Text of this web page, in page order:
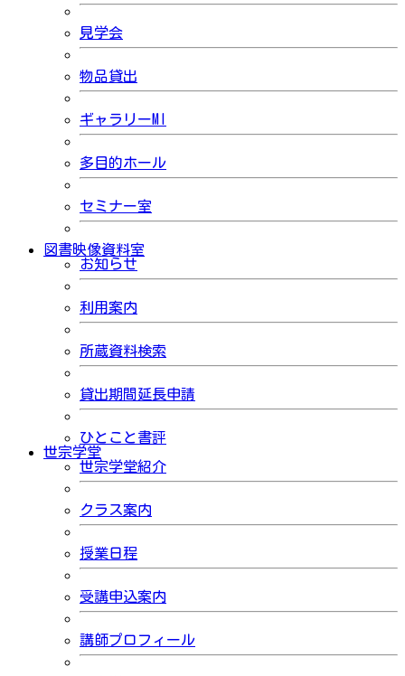
見学会
物品貸出
ギャラリーMI
多目的ホール
セミナー室
図書映像資料室
お知らせ
利用案内
所蔵資料検索
貸出期間延長申請
ひとこと書評
世宗学堂
世宗学堂紹介
クラス案内
授業日程
受講申込案内
講師プロフィール